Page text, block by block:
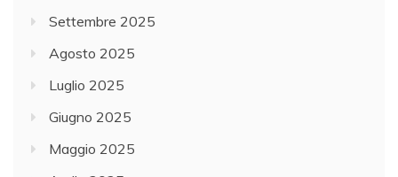
Settembre 2025
Agosto 2025
Luglio 2025
Giugno 2025
Maggio 2025